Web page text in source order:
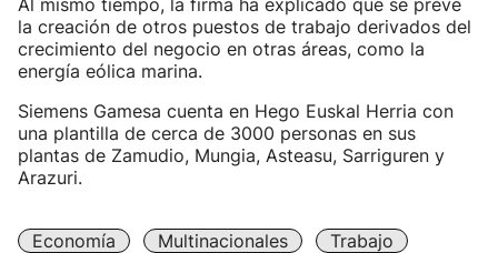
Al mismo tiempo, la firma ha explicado que se prevé
la creación de otros puestos de trabajo derivados del
crecimiento del negocio en otras áreas, como la
energía eólica marina.
Siemens Gamesa cuenta en Hego Euskal Herria con
una plantilla de cerca de 3000 personas en sus
plantas de Zamudio, Mungia, Asteasu, Sarriguren y
Arazuri.
Economía Multinacionales
Trabajo